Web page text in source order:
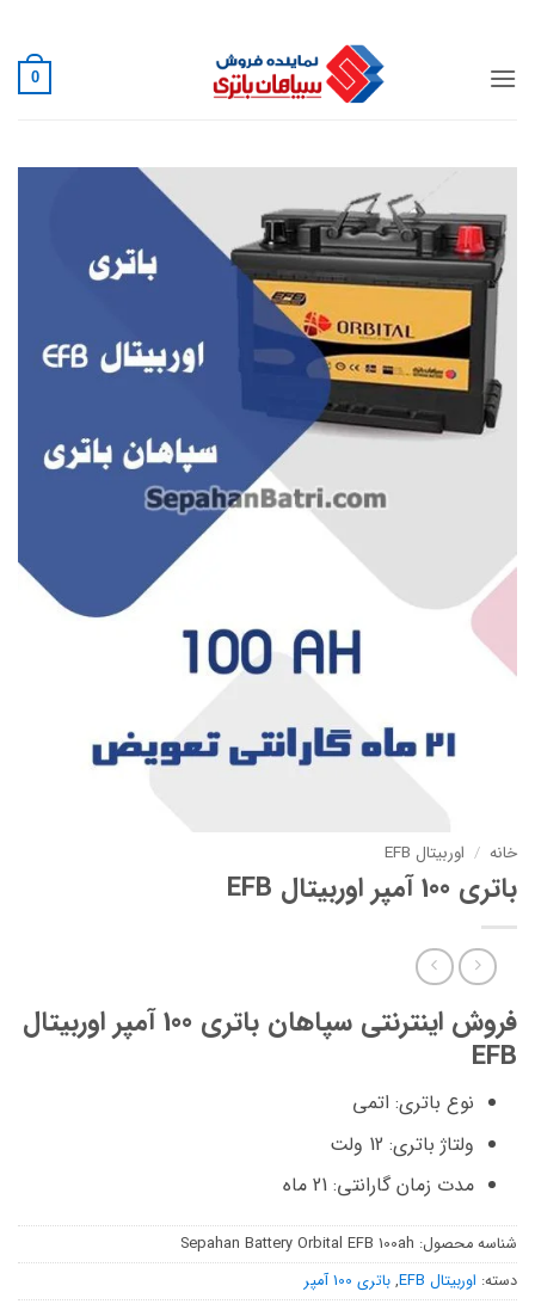
content
0
خانه / اوربیتال EFB
باتری 100 آمپر اوربیتال EFB
فروش اینترنتی سپاهان باتری 100 آمپر اوربیتال
EFB
نوع باتری: اتمی
ولتاژ باتری: 12 ولت
مدت زمان گارانتی: 21 ماه
شناسه محصول: Sepahan Battery Orbital EFB 100ah
دسته: اوربیتال EFB , باتری 100 آمپر